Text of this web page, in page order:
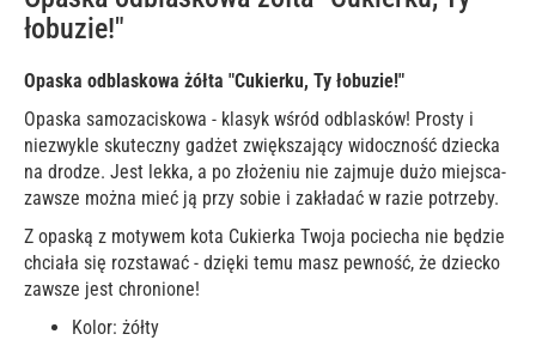
łobuzie!"
Opaska odblaskowa żółta "Cukierku, Ty łobuzie!"
Opaska samozaciskowa - klasyk wśród odblasków! Prosty i
niezwykle skuteczny gadżet zwiększający widoczność dziecka
na drodze. Jest lekka, a po złożeniu nie zajmuje dużo miejsca-
zawsze można mieć ją przy sobie i zakładać w razie potrzeby.
Z opaską z motywem kota Cukierka Twoja pociecha nie będzie
chciała się rozstawać - dzięki temu masz pewność, że dziecko
zawsze jest chronione!
Kolor: żółty